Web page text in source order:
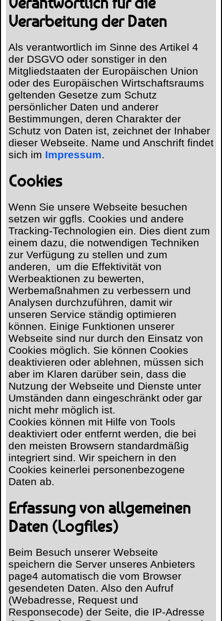
Verarbeitung der Daten
Als verantwortlich im Sinne des Artikel 4
der DSGVO oder sonstiger in den
Mitgliedstaaten der Europäischen Union
oder des Europäischen Wirtschaftsraums
geltenden Gesetze zum Schutz
persönlicher Daten und anderer
Bestimmungen, deren Charakter der
Schutz von Daten ist, zeichnet der Inhaber
dieser Webseite. Name und Anschrift findet
sich im Impressum.
Cookies
Wenn Sie unsere Webseite besuchen
setzen wir ggfls. Cookies und andere
Tracking-Technologien ein. Dies dient zum
einem dazu, die notwendigen Techniken
zur Verfügung zu stellen und zum
anderen, um die Effektivität von
Werbeaktionen zu bewerten,
Werbemaßnahmen zu verbessern und
Analysen durchzuführen, damit wir
unseren Service ständig optimieren
können. Einige Funktionen unserer
Webseite sind nur durch den Einsatz von
Cookies möglich. Sie können Cookies
deaktivieren oder ablehnen, müssen sich
aber im Klaren darüber sein, dass die
Nutzung der Webseite und Dienste unter
Umständen dann eingeschränkt oder gar
nicht mehr möglich ist.
Cookies können mit Hilfe von Tools
deaktiviert oder entfernt werden, die bei
den meisten Browsern standardmäßig
integriert sind. Wir speichern in den
Cookies keinerlei personenbezogene
Daten ab.
Erfassung von allgemeinen
Daten (Logfiles)
Beim Besuch unserer Webseite
speichern die Server unseres Anbieters
page4 automatisch die vom Browser
gesendeten Daten. Also den Aufruf
(Webadresse, Request und
Responsecode) der Seite, die IP-Adresse